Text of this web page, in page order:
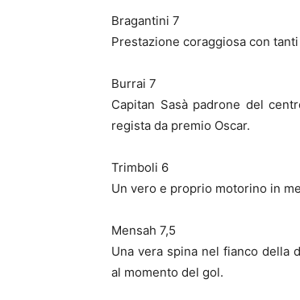
Bragantini 7
Prestazione coraggiosa con
Burrai 7
Capitan Sasà padrone del
regista da premio Oscar.
Trimboli 6
Un vero e proprio motorino in
Mensah 7,5
Una vera spina nel fianco della
al momento del gol.